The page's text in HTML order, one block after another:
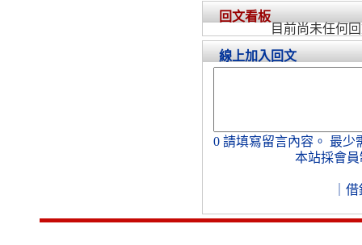
回文看板
目前尚未任何
線上加入回文
0 請填寫留言內容。 最少
本站採會員
借